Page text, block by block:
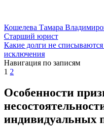
Кошелева Тамара
Старший юрист
Какие долги не
исключения
Навигация по записям
1 2
Особенности
индивидуальных